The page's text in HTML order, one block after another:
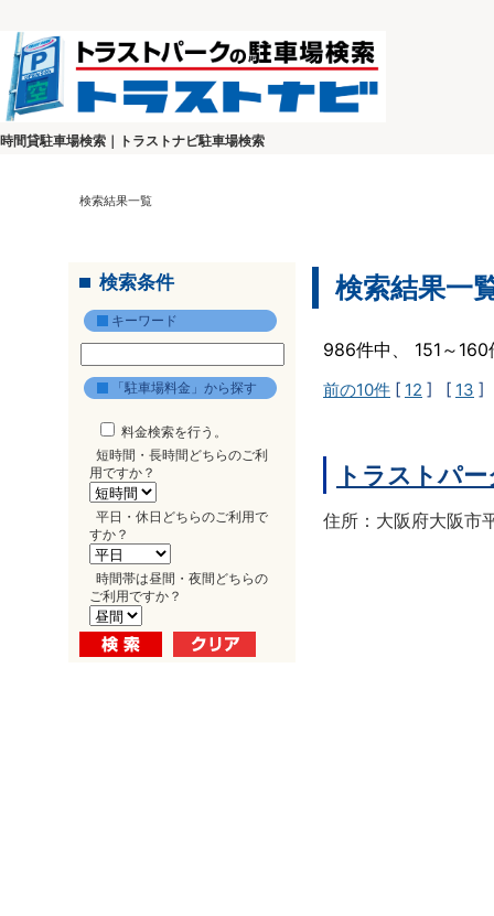
時間貸駐車場検索｜トラストナビ駐車場検索
検索結果一覧
検索条件
キーワード
「駐車場料金」から探す
料金検索を行う。
短時間・長時間どちらのご利
用ですか？
平日・休日どちらのご利用で
すか？
時間帯は昼間・夜間どちらの
ご利用ですか？
検索結果一
986件中、 151～
前の10件 [ 12 ] [ 13 ]
トラストパ
住所：大阪府大阪市